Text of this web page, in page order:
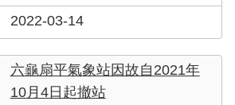
2022-03-14
六龜扇平氣象站因故自2021年
10月4日起撤站